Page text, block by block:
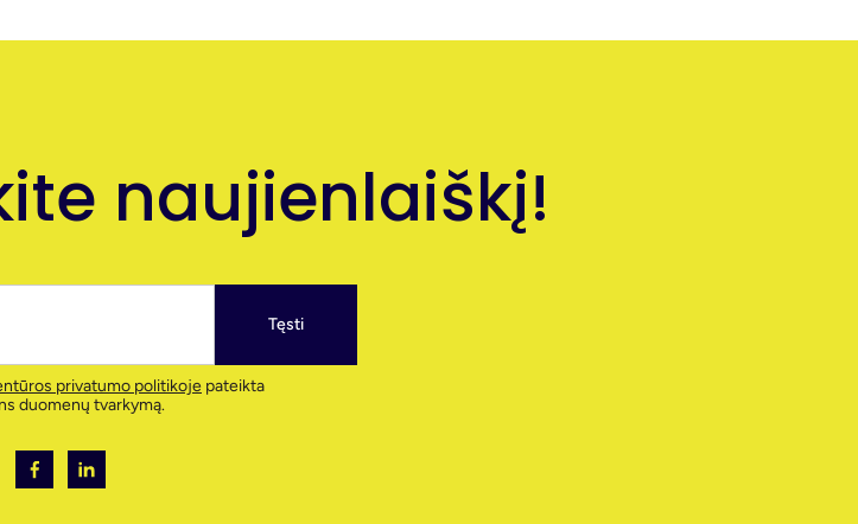
naujienlaiškį!
Tęsti
privatumo politikoje pateikta
duomenų tvarkymą.